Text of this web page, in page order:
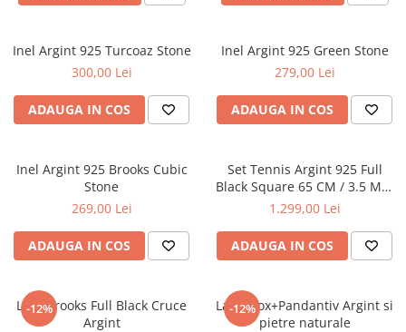
Inel Argint 925 Turcoaz Stone
300,00 Lei
ADAUGA IN COS
Inel Argint 925 Green Stone
279,00 Lei
ADAUGA IN COS
Inel Argint 925 Brooks Cubic
Stone
269,00 Lei
ADAUGA IN COS
Set Tennis Argint 925 Full
Black Square 65 CM / 3.5 MM
-43 Gr
1.299,00 Lei
ADAUGA IN COS
-12%
Lant Brooks Full Black Cruce
Argint
-12%
Lant Inox+Pandantiv Argint si
pietre naturale